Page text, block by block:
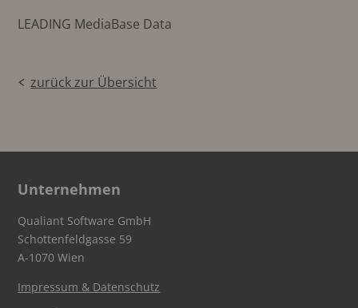
LEADING MediaBase Data
zurück zur Übersicht
Unternehmen
Qualiant Software GmbH
Schottenfeldgasse 59
A-1070 Wien
Impressum & Datenschutz